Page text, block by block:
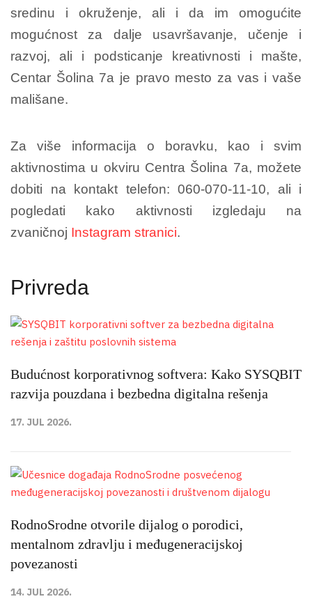
sredinu i okruženje, ali i da im omogućite
mogućnost za dalje usavršavanje, učenje i
razvoj, ali i podsticanje kreativnosti i mašte,
Centar Šolina 7a je pravo mesto za vas i vaše
mališane.
Za više informacija o boravku, kao i svim
aktivnostima u okviru Centra Šolina 7a, možete
dobiti na kontakt telefon: 060-070-11-10, ali i
pogledati kako aktivnosti izgledaju na
zvaničnoj Instagram stranici.
Privreda
Budućnost korporativnog softvera: Kako SYSQBIT
razvija pouzdana i bezbedna digitalna rešenja
17. JUL 2026.
RodnoSrodne otvorile dijalog o porodici,
mentalnom zdravlju i međugeneracijskoj
povezanosti
14. JUL 2026.